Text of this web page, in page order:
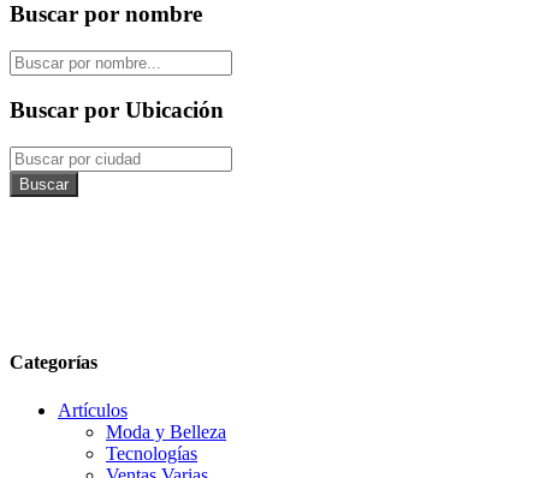
Buscar por nombre
Buscar por Ubicación
Buscar
Categorías
Artículos
Moda y Belleza
Tecnologí­as